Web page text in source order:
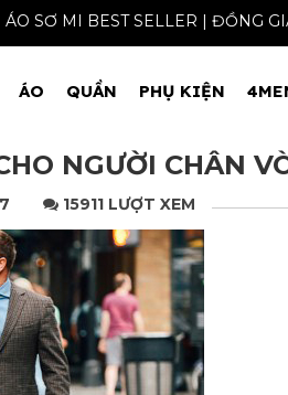
ÁO SƠ MI BEST
ÁO QUẦN PHỤ KIỆN
NGƯỜI CHÂN
15911 LƯỢT XEM